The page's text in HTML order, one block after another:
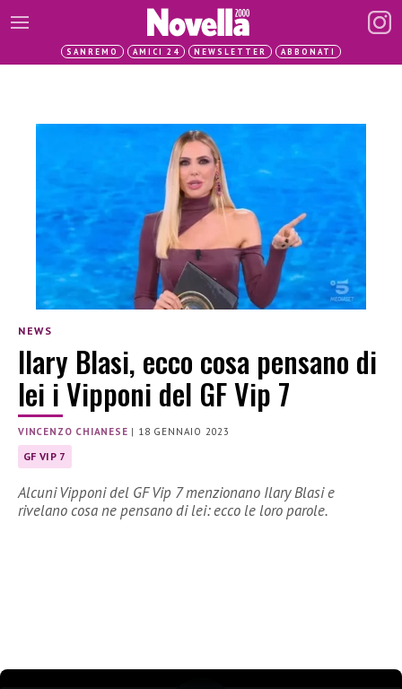
SANREMO AMICI 24 NEWSLETTER ABBONATI
NEWS
Ilary Blasi, ecco cosa pensano di
lei i Vipponi del GF Vip 7
VINCENZO CHIANESE | 18 GENNAIO 2023
GF VIP 7
Alcuni Vipponi del GF Vip 7 menzionano Ilary Blasi e
rivelano cosa ne pensano di lei: ecco le loro parole.